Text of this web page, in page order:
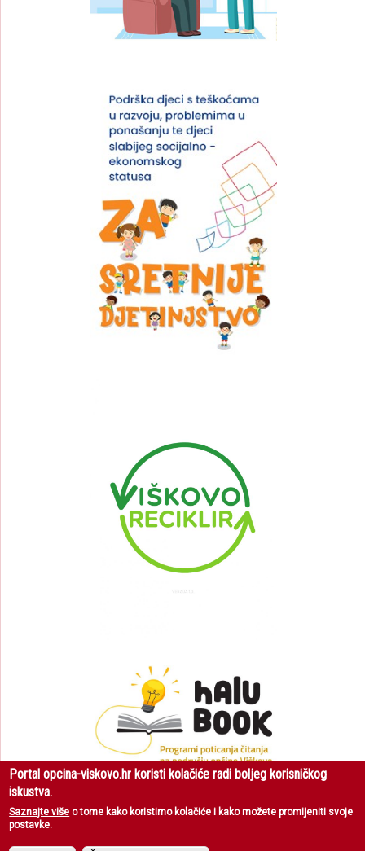
Portal opcina-viskovo.hr koristi kolačiće radi boljeg korisničkog
iskustva.
Saznajte više o tome kako koristimo kolačiće i kako možete promijeniti svoje
postavke.